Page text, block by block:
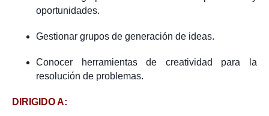
oportunidades.
Gestionar grupos de generación de ideas.
Conocer herramientas de creatividad para la
resolución de problemas.
DIRIGIDO A: